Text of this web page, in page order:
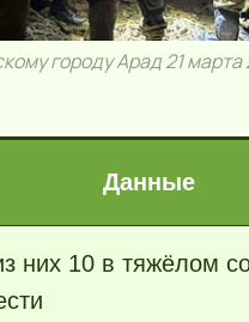
городу Арад 21 марта
Данные
них 10 в тяжёлом